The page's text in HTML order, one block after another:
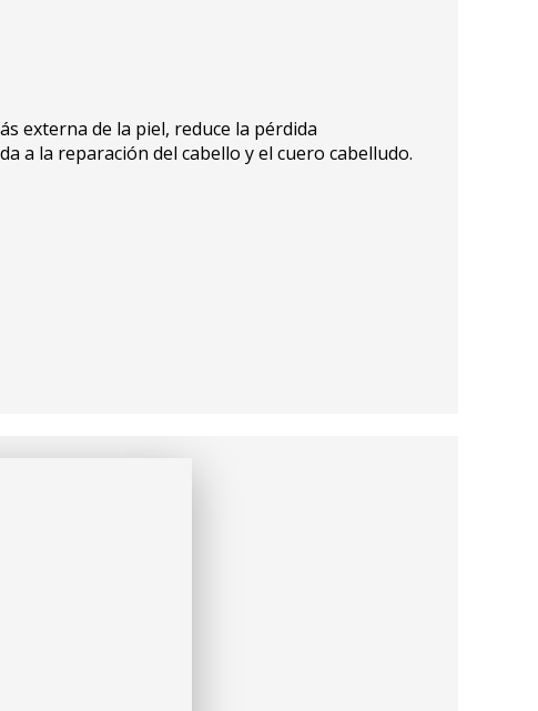
externa de la piel, reduce la pérdida
a la reparación del cabello y el cuero cabelludo.